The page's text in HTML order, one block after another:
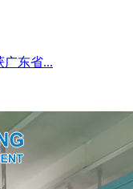
广东省...